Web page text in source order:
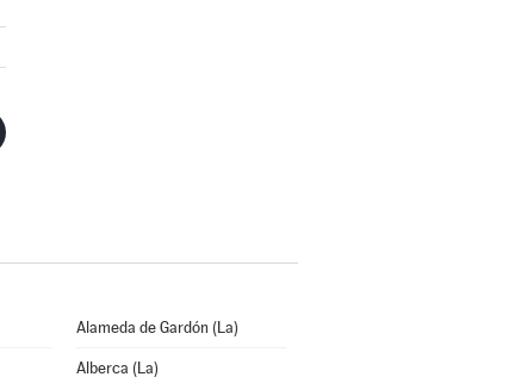
Alameda de Gardón (La)
Alberca (La)